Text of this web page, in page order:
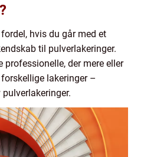
hvis du går med et
til pulverlakeringer.
der mere eller
lakeringer –